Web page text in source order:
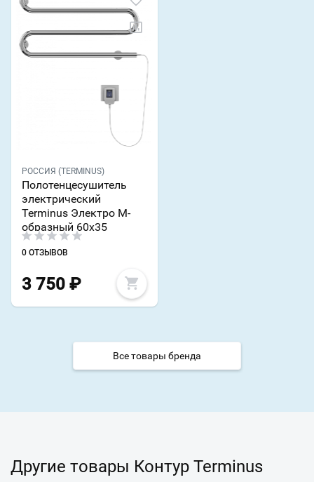
РОССИЯ (TERMINUS)
Полотенцесушитель
электрический
Terminus Электро М-
образный 60х35
0 ОТЗЫВОВ
3 750 ₽
Все товары бренда
Другие товары Контур Terminus